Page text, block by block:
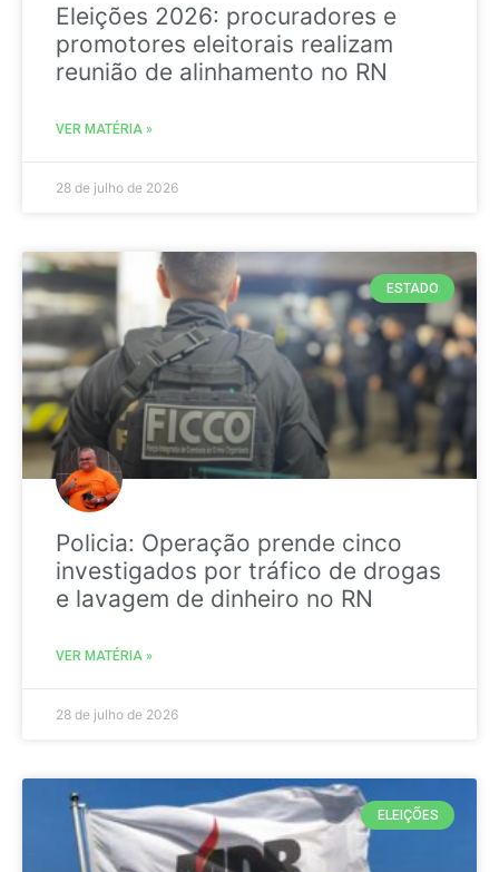
Eleições 2026: procuradores e
promotores eleitorais realizam
reunião de alinhamento no RN
VER MATÉRIA »
28 de julho de 2026
ESTADO
Policia: Operação prende cinco
investigados por tráfico de drogas
e lavagem de dinheiro no RN
VER MATÉRIA »
28 de julho de 2026
ELEIÇÕES